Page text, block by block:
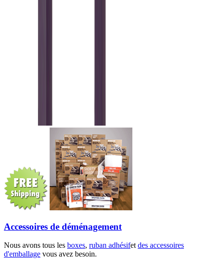
Accessoires de déménagement
Nous avons tous les boxes, ruban adhésifetdes accessoires
d'emballage vous avez besoin.